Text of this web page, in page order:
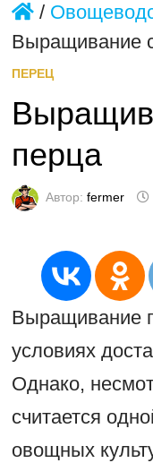
/
Выращивание
ПЕРЕЦ
перца
Автор: fermer
Выращивание
условиях
Однако,
считается
овощных